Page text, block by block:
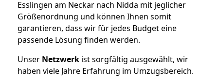
Esslingen am Neckar nach Nidda mit jeglicher
Größenordnung und können Ihnen somit
garantieren, dass wir für jedes Budget eine
passende Lösung finden werden.
Unser Netzwerk ist sorgfältig ausgewählt, wir
haben viele Jahre Erfahrung im Umzugsbereich.